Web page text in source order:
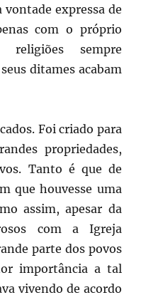
expressa de
com o próprio
sempre
ditames acabam
Foi criado para
propriedades,
Tanto é que de
que houvesse uma
assim, apesar da
com a Igreja
parte dos povos
importância a tal
vivendo de acordo